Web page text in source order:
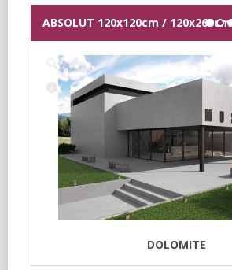
ABSOLUT 120x120cm / 120x260cm
DOLOMITE